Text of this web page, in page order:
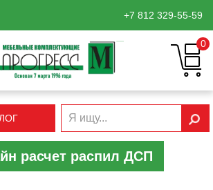
+7 812 329-55-59
0
расчет распил ДСП